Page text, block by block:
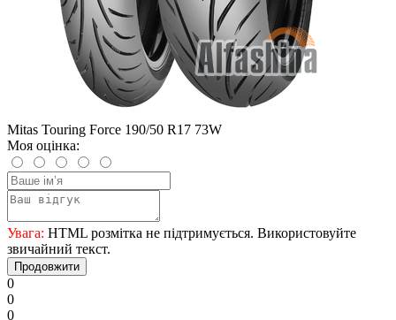
Mitas Touring Force 190/50 R17 73W
Моя оцінка:
Увага: HTML розмітка не підтримується. Використовуйте
звичайний текст.
Продовжити
0
0
0